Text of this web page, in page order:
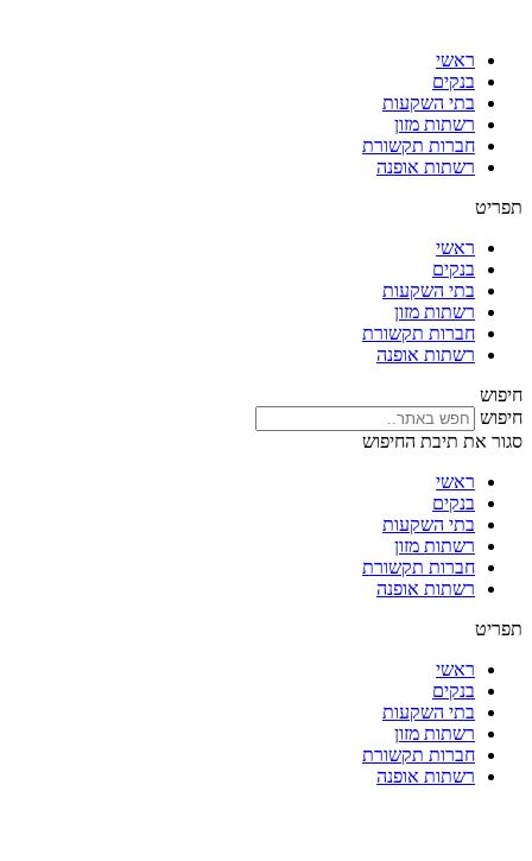
ראשי
בנקים
בתי השקעות
רשתות מזון
חברות תקשורת
רשתות אופנה
תפריט
ראשי
בנקים
בתי השקעות
רשתות מזון
חברות תקשורת
רשתות אופנה
חיפוש
חיפוש
סגור את תיבת החיפוש
ראשי
בנקים
בתי השקעות
רשתות מזון
חברות תקשורת
רשתות אופנה
תפריט
ראשי
בנקים
בתי השקעות
רשתות מזון
חברות תקשורת
רשתות אופנה